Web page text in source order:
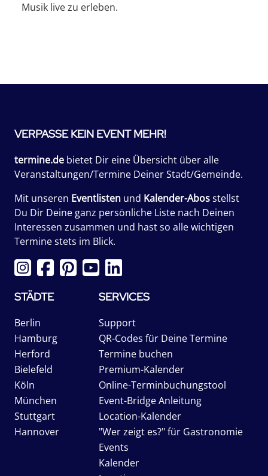
Musik live zu erleben.
VERPASSE KEIN EVENT MEHR!
termine.de bietet Dir eine Übersicht über alle
Veranstaltungen/Termine Deiner Stadt/Gemeinde.
Mit unseren Eventlisten und Kalender-Abosstellst
Du Dir Deine ganz persönliche Liste nach Deinen
Interessen zusammen und hast so alle wichtigen
Termine stets im Blick.
STÄDTE
Berlin
Hamburg
Herford
Bielefeld
Köln
München
Stuttgart
Hannover
SERVICES
Support
QR-Codes für Deine Termine
Termine buchen
Premium-Kalender
Online-Terminbuchungstool
Event-Bridge Anleitung
Location-Kalender
"Wer zeigt es?" für Gastronomie
Events
Kalender